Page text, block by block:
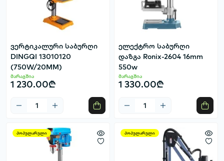
ვერტიკალური საბურღი
DINGQI 13010120
(750W/20MM)
მარაგშია
1 230.00₾
ელექტრო საბურღი
დაზგა Ronix-2604 16mm
550w
მარაგშია
1 330.00₾
პოპულარული პოპულარული